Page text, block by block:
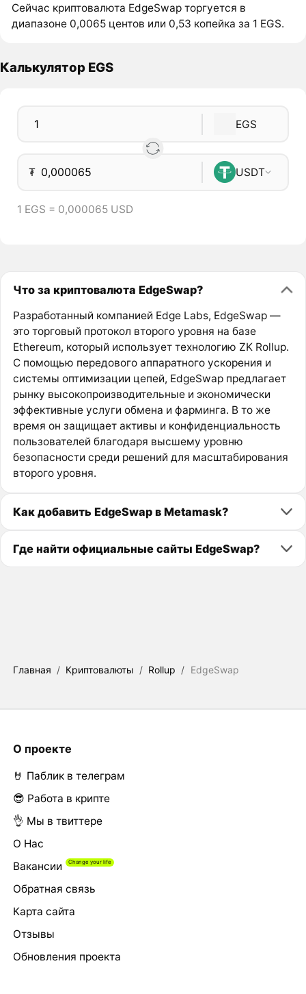
Сейчас криптовалюта EdgeSwap торгуется в
диапазоне 0,0065 центов или 0,53 копейка за 1 EGS.
Калькулятор EGS
EGS
₮ USDT
1 EGS = 0,000065 USD
Что за криптовалюта EdgeSwap?
Разработанный компанией Edge Labs, EdgeSwap —
это торговый протокол второго уровня на базе
Ethereum, который использует технологию ZK Rollup.
С помощью передового аппаратного ускорения и
системы оптимизации цепей, EdgeSwap предлагает
рынку высокопроизводительные и экономически
эффективные услуги обмена и фарминга. В то же
время он защищает активы и конфиденциальность
пользователей благодаря высшему уровню
безопасности среди решений для масштабирования
второго уровня.
Как добавить EdgeSwap в Metamask?
Где найти официальные сайты EdgeSwap?
Главная / Криптовалюты / Rollup / EdgeSwap
О проекте
🤘 Паблик в телеграм
😎 Работа в крипте
👌 Мы в твиттере
О Нас
Вакансии
Обратная связь
Карта сайта
Отзывы
Обновления проекта